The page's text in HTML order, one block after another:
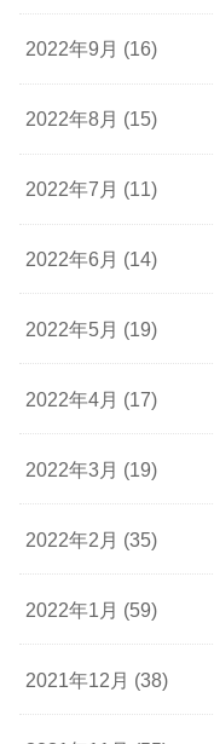
2022年9月 (16)
2022年8月 (15)
2022年7月 (11)
2022年6月 (14)
2022年5月 (19)
2022年4月 (17)
2022年3月 (19)
2022年2月 (35)
2022年1月 (59)
2021年12月 (38)